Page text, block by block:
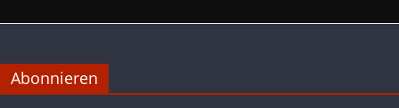
Abonnieren